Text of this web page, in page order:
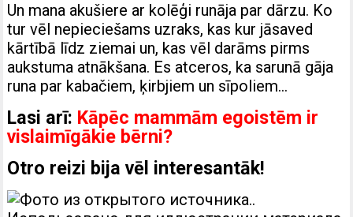
Un mana akušiere ar kolēģi runāja par dārzu. Ko
tur vēl nepieciešams uzraks, kas kur jāsaved
kārtībā līdz ziemai un, kas vēl darāms pirms
aukstuma atnākšana. Es atceros, ka sarunā gāja
runa par kabačiem, ķirbjiem un sīpoliem…
Lasi arī: Kāpēc mammām egoistēm ir
vislaimīgākie bērni?
Otro reizi bija vēl interesantāk!